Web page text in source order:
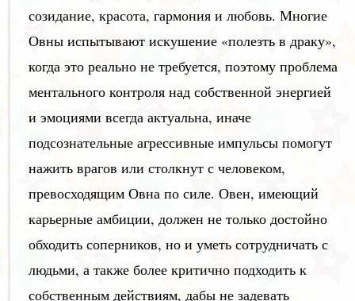
созидание, красота, гармония и любовь. Многие
Овны испытывают искушение «полезть в драку»,
когда это реально не требуется, поэтому проблема
ментального контроля над собственной энергией
и эмоциями всегда актуальна, иначе
подсознательные агрессивные импульсы помогут
нажить врагов или столкнут с человеком,
превосходящим Овна по силе. Овен, имеющий
карьерные амбиции, должен не только достойно
обходить соперников, но и уметь сотрудничать с
людьми, а также более критично подходить к
собственным действиям, дабы не задевать